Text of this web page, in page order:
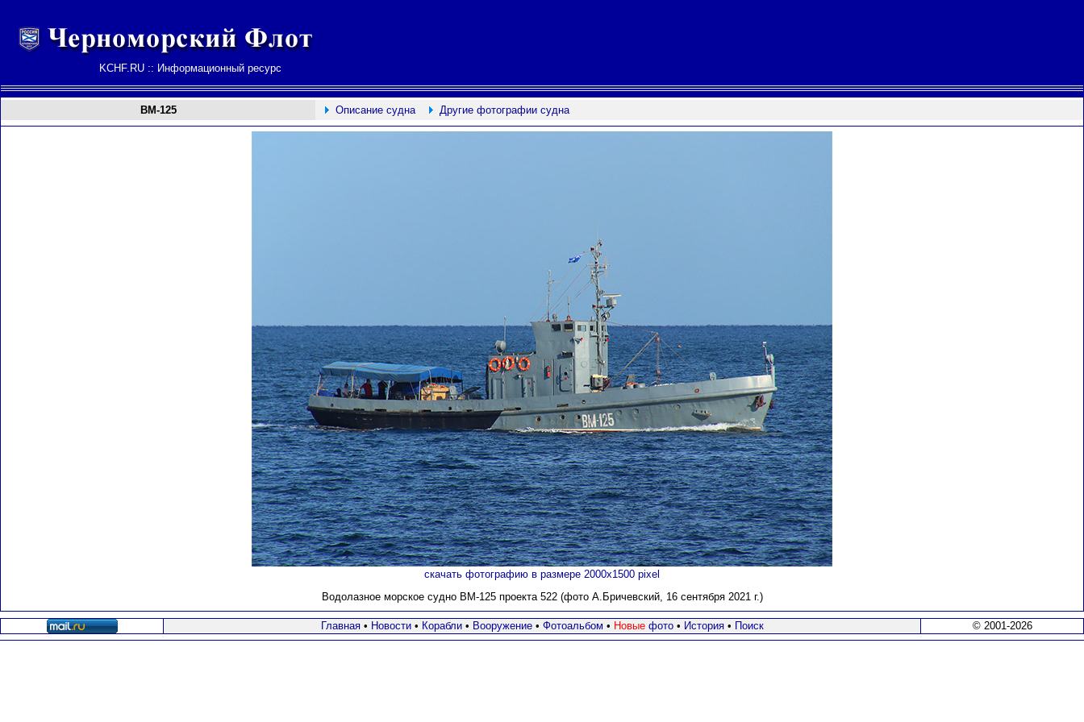
KCHF.RU :: Информационный ресурс
ВМ-125 Описание судна Другие фотографии судна
скачать фотографию в размере 2000х1500 pixel
Водолазное морское судно ВМ-125 проекта 522 (фото А.Бричевский, 16 сентября 2021 г.)
Главная• Новости• Корабли• Вооружение • Фотоальбом • Новыефото • История• Поиск © 2001-2026